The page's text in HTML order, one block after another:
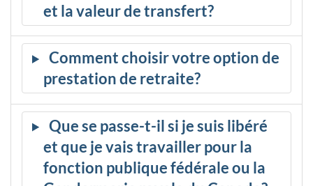
et la valeur de transfert?
Comment choisir votre option de
prestation de retraite?
Que se passe-t-il si je suis libéré
et que je vais travailler pour la
fonction publique fédérale ou la